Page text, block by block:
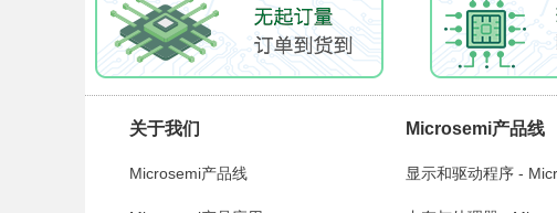
关于我们
Microsemi产品线
Microsemi产品线
显示和驱动程序 -